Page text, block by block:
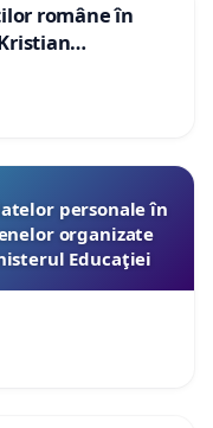
române în
Danemarca de
personale în
organizate
Educaţiei